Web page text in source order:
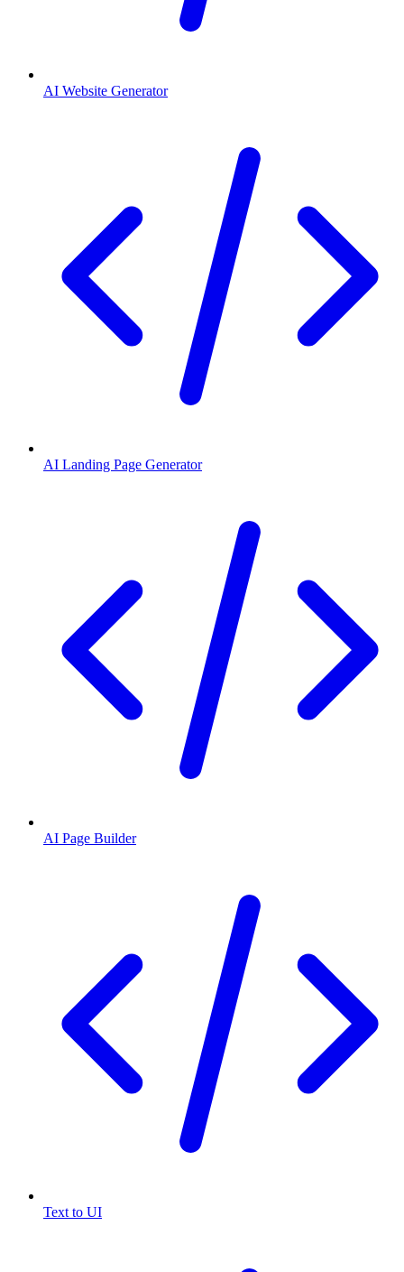
AI Website Generator
AI Landing Page Generator
AI Page Builder
Text to UI